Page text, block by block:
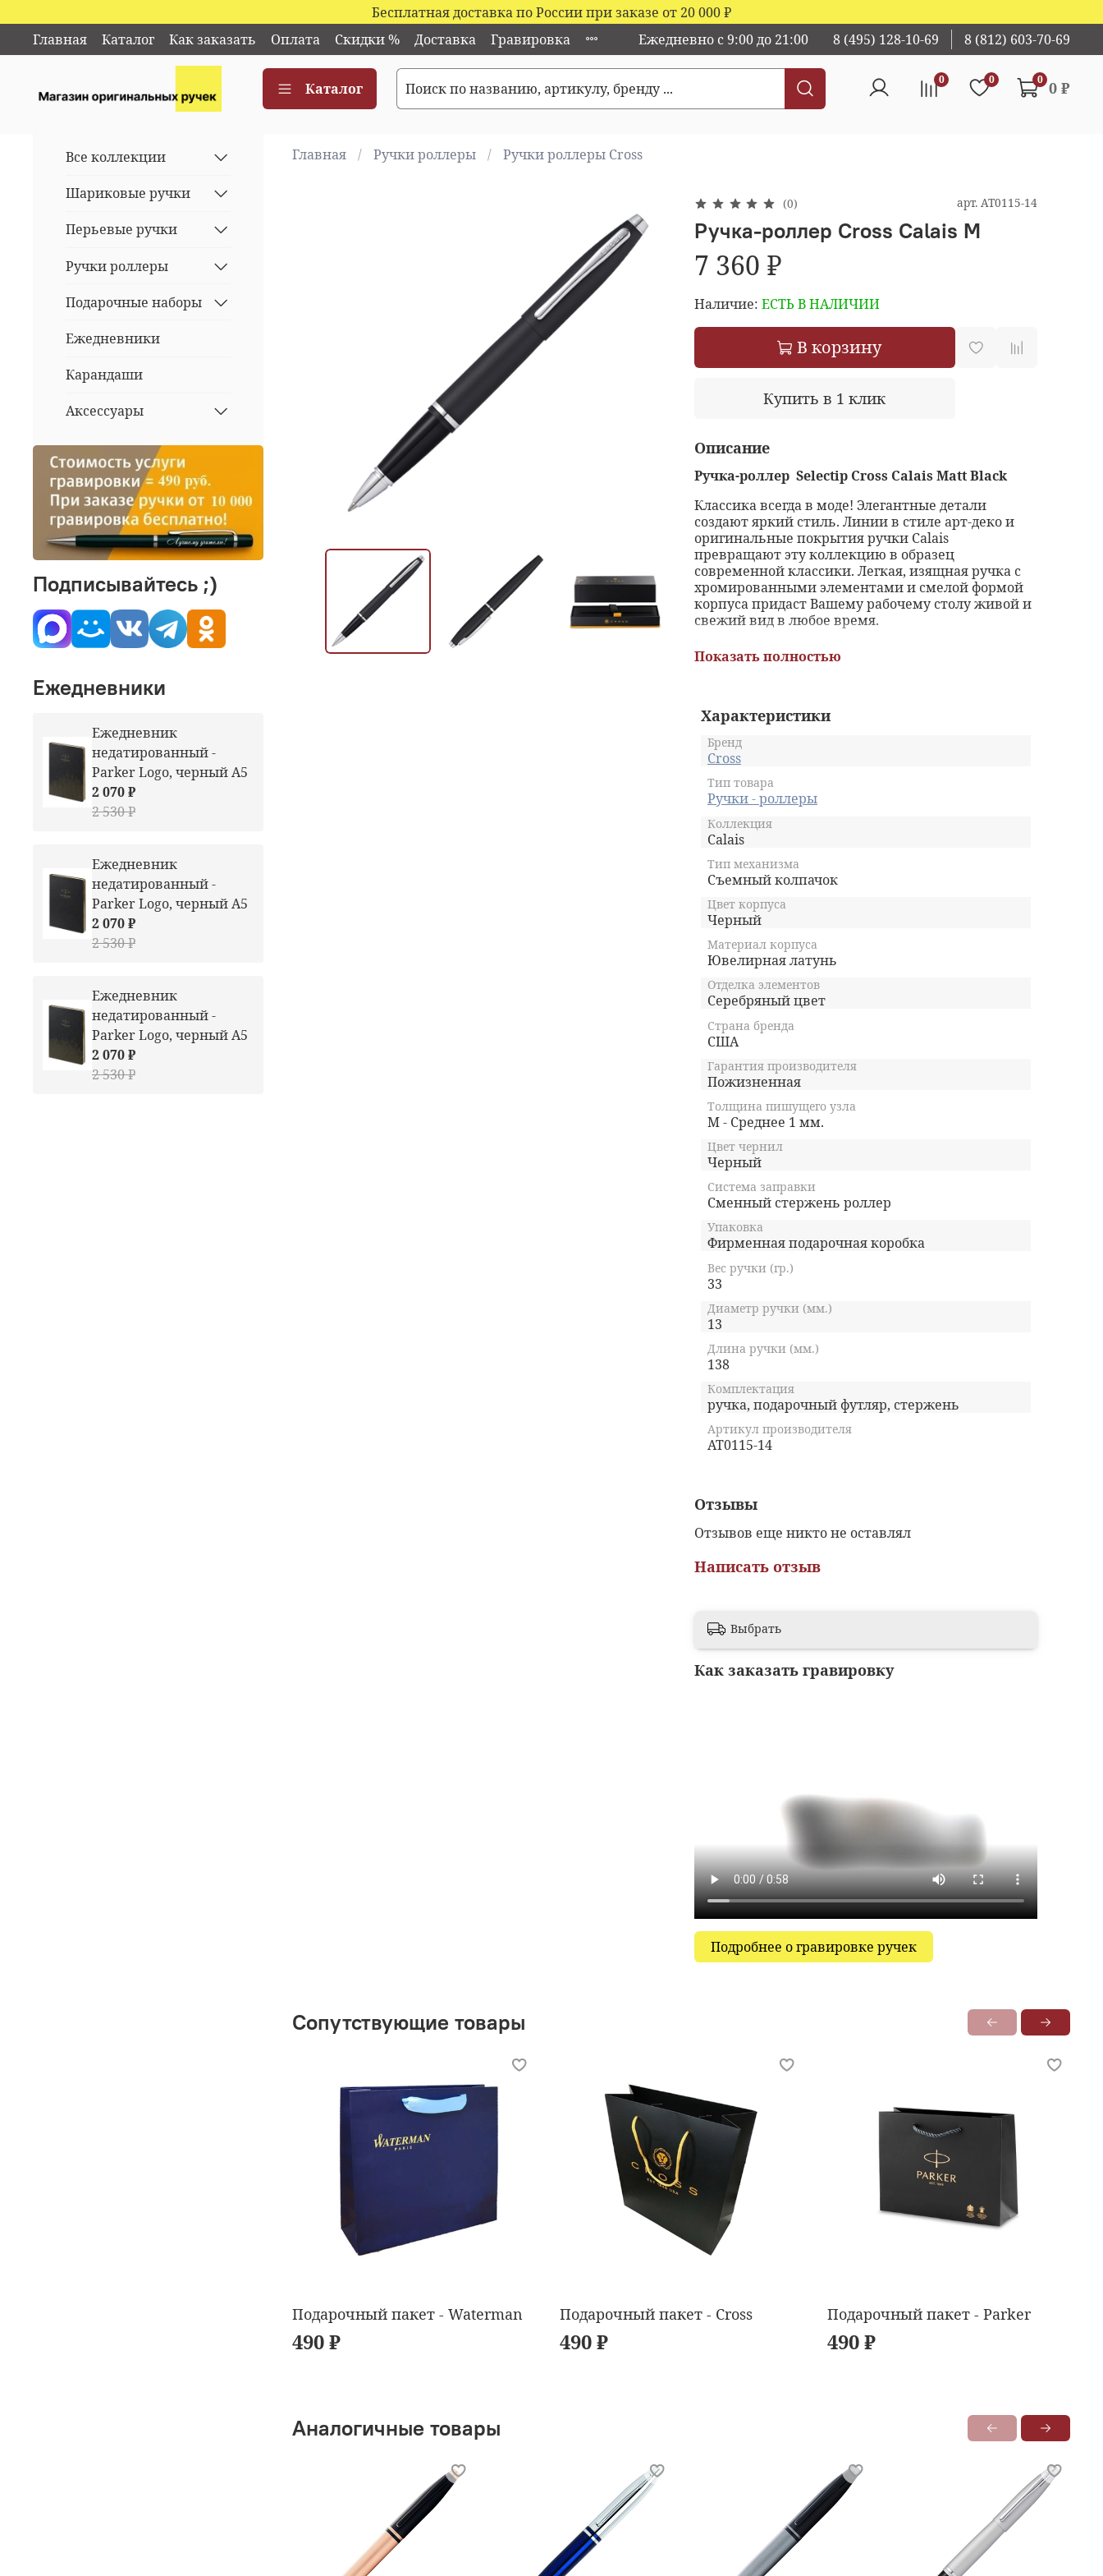
Бесплатная доставка по России при заказе от 20 000₽
Главная
Каталог Как заказать Оплата Скидки % Доставка Гравировка Ежедневно с 9:00 до 21:00 8 (495) 128-10-69 8 (812) 603-70-69
Каталог
0 0 0 0 ₽
Главная Ручки роллеры Ручки роллеры Cross
(0) арт. AT0115-14
Ручка-роллер Cross Calais M
7 360 ₽
Наличие: ЕСТЬ В НАЛИЧИИ
В корзину
Купить в 1 клик
Описание
Ручка-роллер Selectip Cross Calais Matt Black
Классика всегда в моде! Элегантные детали
создают яркий стиль. Линии в стиле арт-деко и
оригинальные покрытия ручки Calais
превращают эту коллекцию в образец
современной классики. Легкая, изящная ручка с
хромированными элементами и смелой формой
корпуса придаст Вашему рабочему столу живой и
свежий вид в любое время.
Характеристики:
Оригинальные покрытия подчеркнуты
хромированным центральным ободком
Представлена в подарочной упаковке
механическую часть
Материал и отделка: латунь, покрытая
черным матовым лаком
Детали дизайна - хром
Показать полностью
Характеристики
Бренд
Cross
Тип товара
Ручки - роллеры
Коллекция
Calais
Тип механизма
Съемный колпачок
Цвет корпуса
Черный
Материал корпуса
Ювелирная латунь
Отделка элементов
Серебряный цвет
Страна бренда
США
Гарантия производителя
Пожизненная
Толщина пишущего узла
M - Среднее 1 мм.
Цвет чернил
Черный
Система заправки
Сменный стержень роллер
Упаковка
Фирменная подарочная коробка
Вес ручки (гр.)
33
Диаметр ручки (мм.)
13
Длина ручки (мм.)
138
Комплектация
ручка, подарочный футляр, стержень
Артикул производителя
AT0115-14
Отзывы
Отзывов еще никто не оставлял
Написать отзыв
Выбрать
Как заказать гравировку
Подробнее о гравировке ручек
Сопутствующие товары
Подарочный пакет - Waterman
490 ₽
Подарочный пакет - Cross
490 ₽
Подарочный пакет - Parker
490 ₽
Аналогичные товары
Все коллекции
Шариковые ручки
Перьевые ручки
Ручки роллеры
Подарочные наборы
Ежедневники
Карандаши
Аксессуары
Подписывайтесь ;)
Ежедневники
Ежедневник
недатированный -
Parker Logo, черный А5
2 070 ₽
2 530 ₽
Ежедневник
недатированный -
Parker Logo, черный А5
2 070 ₽
2 530 ₽
Ежедневник
недатированный -
Parker Logo, черный А5
2 070 ₽
2 530 ₽